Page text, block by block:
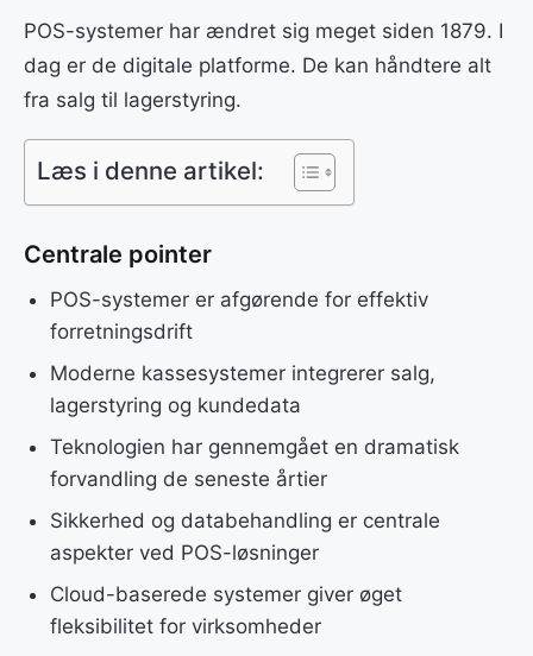
POS-systemer har ændret sig meget siden 1879. I
dag er de digitale platforme. De kan håndtere alt
fra salg til lagerstyring.
Læs i denne artikel:
Centrale pointer
POS-systemer er afgørende for effektiv
forretningsdrift
Moderne kassesystemer integrerer salg,
lagerstyring og kundedata
Teknologien har gennemgået en dramatisk
forvandling de seneste årtier
Sikkerhed og databehandling er centrale
aspekter ved POS-løsninger
Cloud-baserede systemer giver øget
fleksibilitet for virksomheder